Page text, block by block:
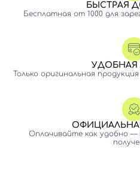
БЫСТРАЯ
Бесплатная от 1000 для
УДОБНАЯ
Только оригинальная
Оплачивайте как удобно